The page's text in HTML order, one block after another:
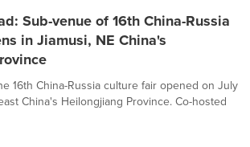
Sub-venue of 16th China-Russia
in Jiamusi, NE China's
16th China-Russia culture fair opened on July
China's Heilongjiang Province. Co-hosted